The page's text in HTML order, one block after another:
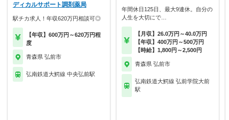
ディカルサポート調剤薬局
駅チカ求人！年収620万円相談可◎
【年収】600万円～620万円程
度
青森県 弘前市
弘南鉄道大鰐線 中央弘前駅
年間休日125日、最大9連休。自分の
人生を大切にで…
【月収】26.0万円～40.0万円
【年収】400万円～500万円
【時給】1,800円～2,500円
青森県 弘前市
弘南鉄道大鰐線 弘前学院大前
駅